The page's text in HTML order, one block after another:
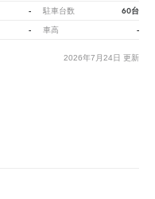
- 駐車台数 60台
- 車高 -
2026年7月24日 更新